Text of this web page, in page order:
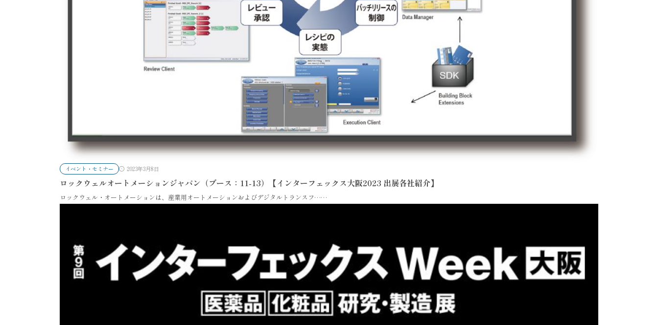
イベント・セミナー 2023年3月8日
ロックウェルオートメーションジャパン（ブース：11-13）【インターフェックス大阪2023 出展各社紹介】
ロックウェル・オートメーションは、産業用オートメーションおよびデジタルトランスフ……